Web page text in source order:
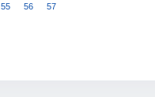
55 56 57